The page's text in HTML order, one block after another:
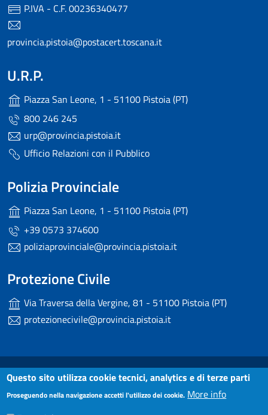
P.IVA - C.F. 00236340477
provincia.pistoia@postacert.toscana.it
U.R.P.
Piazza San Leone, 1 - 51100 Pistoia (PT)
800 246 245
urp@provincia.pistoia.it
Ufficio Relazioni con il Pubblico
Polizia Provinciale
Piazza San Leone, 1 - 51100 Pistoia (PT)
+39 0573 374600
poliziaprovinciale@provincia.pistoia.it
Protezione Civile
Via Traversa della Vergine, 81 - 51100 Pistoia (PT)
protezionecivile@provincia.pistoia.it
Small prints
Useful links section
Dichiarazione di accessibilità
Note Legali
Questo sito utilizza cookie tecnici, analytics e di terze parti
Proseguendo nella navigazione accetti l'utilizzo dei cookie. More info